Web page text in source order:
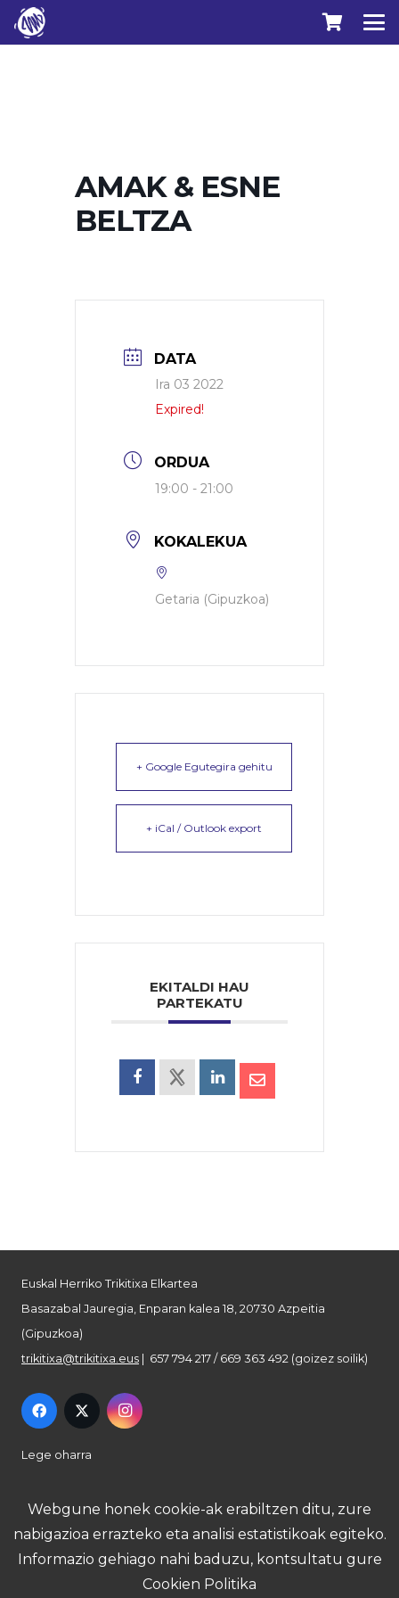
AMAK & ESNE
BELTZA
DATA
Ira 03 2022
Expired!
ORDUA
19:00 - 21:00
KOKALEKUA
Getaria (Gipuzkoa)
+ Google Egutegira gehitu
+ iCal / Outlook export
EKITALDI HAU
PARTEKATU
Euskal Herriko Trikitixa Elkartea
Basazabal Jauregia, Enparan kalea 18, 20730 Azpeitia
(Gipuzkoa)
trikitixa@trikitixa.eus | 657 794 217 / 669 363 492 (goizez soilik)
Lege oharra
Pribatutasun politika
Webgune honek cookie-ak erabiltzen ditu, zure
nabigazioa errazteko eta analisi estatistikoak egiteko.
Informazio gehiago nahi baduzu, kontsultatu gure
Cookien Politika